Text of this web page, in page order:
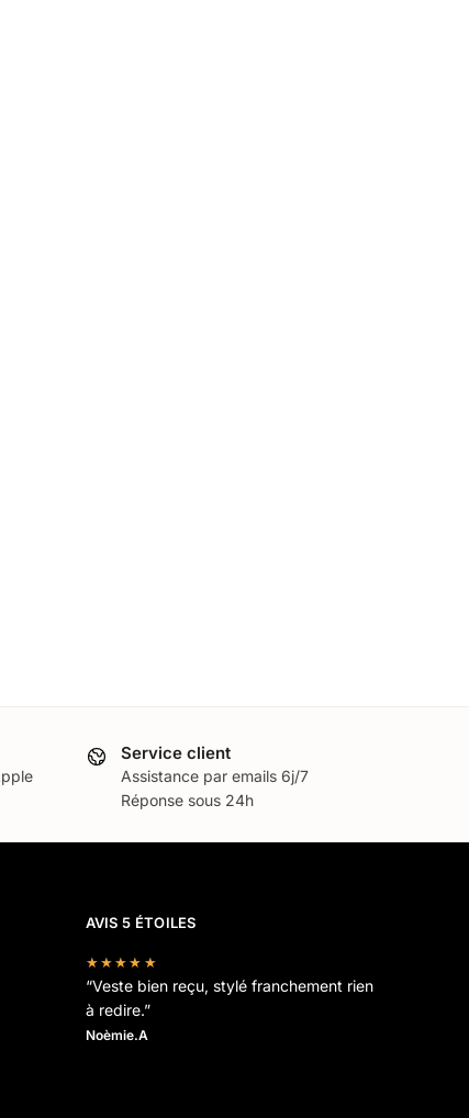
Service client
Assistance par emails 6j/7
Réponse sous 24h
AVIS 5 ÉTOILES
★★★★★
“Veste bien reçu, stylé franchement rien
à redire.”
Noèmie.A